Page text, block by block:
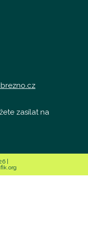
zasílat na
|